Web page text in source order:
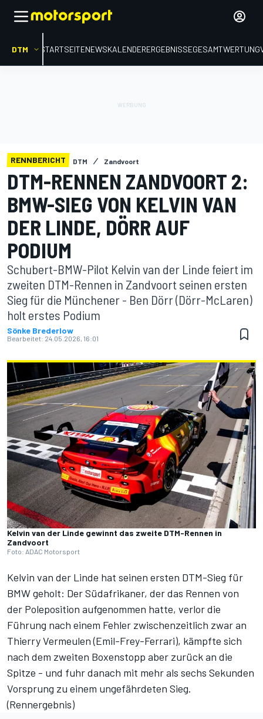
DTM STARTSEITENEWSKALENDERERGEBNISSEGESAMTWERTUNG
RENNBERICHT DTM Zandvoort
DTM-RENNEN ZANDVOORT 2:
BMW-SIEG VON KELVIN VAN
DER LINDE, DÖRR AUF
PODIUM
Schubert-BMW-Pilot Kelvin van der Linde feiert im
zweiten DTM-Rennen in Zandvoort seinen ersten
Sieg für die Münchener - Ben Dörr (Dörr-McLaren)
holt erstes Podium
Sönke Brederlow
Bearbeitet: 24.05.2026, 16:01
Kelvin van der Linde gewinnt das zweite DTM-Rennen in
Zandvoort
Foto: ADAC Motorsport
Kelvin van der Linde hat seinen ersten DTM-Sieg für
BMW geholt: Der Südafrikaner, der das Rennen von
der Poleposition aufgenommen hatte, verlor die
Führung nach einem Fehler zwischenzeitlich zwar an
Thierry Vermeulen (Emil-Frey-Ferrari), kämpfte sich
nach dem zweiten Boxenstopp aber zurück an die
Spitze - und fuhr danach mit mehr als sechs Sekunden
Vorsprung zu einem ungefährdeten Sieg.
(Rennergebnis)